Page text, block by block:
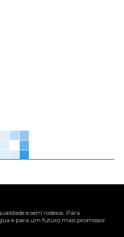
e sem rodeios. Para
e para um futuro mais promissor.